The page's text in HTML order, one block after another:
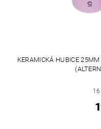
KERAMICKÁ HUBICE